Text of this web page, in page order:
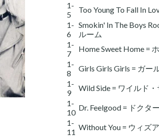
1-
5
Too Young To Fall In
1-
6
Smokin' In The Boys
ルーム
1-
7
Home Sweet Home =
1-
8
Girls Girls Girls = ガー
1-
9
Wild Side = ワイルド・
1-
10
Dr. Feelgood = ドクタ
1-
11
Without You = ウィズ